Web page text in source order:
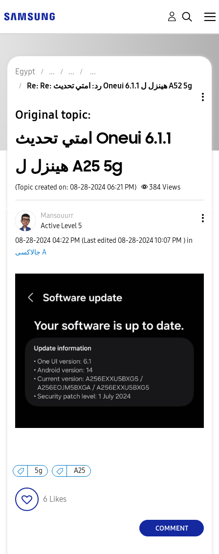
Egypt
Re: Re: رد: امتي تحديث Oneui 6.1.1 هينزل ل A52 5g
Original topic:
امتي تحديث Oneui 6.1.1
هينزل ل A25 5g
(Topic created on: 08-28-2024 06:21 PM) 384Views
Mansouurr
Active Level 5
‎08-28-2024 04:22 PM (Last edited ‎08-28-202410:07 PM ) in
جالاكسى A
5g A25
6 Likes
COMMENT